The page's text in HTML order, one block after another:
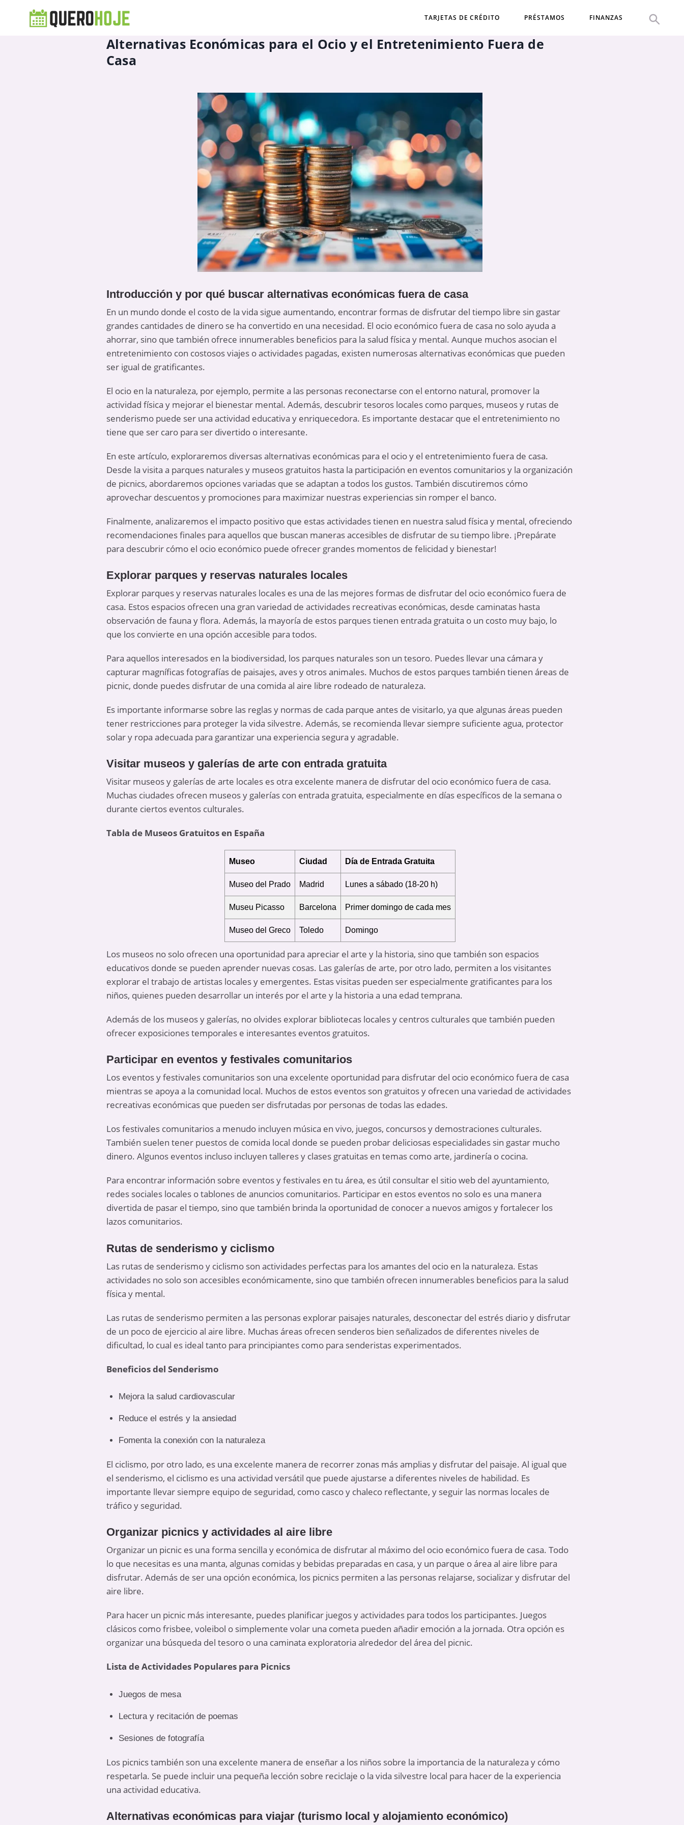
TARJETAS DE CRÉDITO PRÉSTAMOS FINANZAS
Alternativas Económicas para el Ocio y el Entretenimiento Fuera de
Casa
Introducción y por qué buscar alternativas económicas fuera de casa
En un mundo donde el costo de la vida sigue aumentando, encontrar formas de disfrutar del tiempo libre sin gastar
grandes cantidades de dinero se ha convertido en una necesidad. El ocio económico fuera de casa no solo ayuda a
ahorrar, sino que también ofrece innumerables beneficios para la salud física y mental. Aunque muchos asocian el
entretenimiento con costosos viajes o actividades pagadas, existen numerosas alternativas económicas que pueden
ser igual de gratificantes.
El ocio en la naturaleza, por ejemplo, permite a las personas reconectarse con el entorno natural, promover la
actividad física y mejorar el bienestar mental. Además, descubrir tesoros locales como parques, museos y rutas de
senderismo puede ser una actividad educativa y enriquecedora. Es importante destacar que el entretenimiento no
tiene que ser caro para ser divertido o interesante.
En este artículo, exploraremos diversas alternativas económicas para el ocio y el entretenimiento fuera de casa.
Desde la visita a parques naturales y museos gratuitos hasta la participación en eventos comunitarios y la organización
de picnics, abordaremos opciones variadas que se adaptan a todos los gustos. También discutiremos cómo
aprovechar descuentos y promociones para maximizar nuestras experiencias sin romper el banco.
Finalmente, analizaremos el impacto positivo que estas actividades tienen en nuestra salud física y mental, ofreciendo
recomendaciones finales para aquellos que buscan maneras accesibles de disfrutar de su tiempo libre. ¡Prepárate
para descubrir cómo el ocio económico puede ofrecer grandes momentos de felicidad y bienestar!
Explorar parques y reservas naturales locales
Explorar parques y reservas naturales locales es una de las mejores formas de disfrutar del ­ocio económico fuera de
casa. Estos espacios ofrecen una gran variedad de actividades recreativas económicas, desde caminatas hasta
observación de fauna y flora. Además, la mayoría de estos parques tienen entrada gratuita o un costo muy bajo, lo
que los convierte en una opción accesible para todos.
Para aquellos interesados en la biodiversidad, los parques naturales son un tesoro. Puedes llevar una cámara y
capturar magníficas fotografías de paisajes, aves y otros animales. Muchos de estos parques también tienen áreas de
picnic, donde puedes disfrutar de una comida al aire libre rodeado de naturaleza.
Es importante informarse sobre las reglas y normas de cada parque antes de visitarlo, ya que algunas áreas pueden
tener restricciones para proteger la vida silvestre. Además, se recomienda llevar siempre suficiente agua, protector
solar y ropa adecuada para garantizar una experiencia segura y agradable.
Visitar museos y galerías de arte con entrada gratuita
Visitar museos y galerías de arte locales es otra excelente manera de disfrutar del ocio económico fuera de casa.
Muchas ciudades ofrecen museos y galerías con entrada gratuita, especialmente en días específicos de la semana o
durante ciertos eventos culturales.
Tabla de Museos Gratuitos en España
Museo Ciudad Día de Entrada Gratuita
Museo del Prado Madrid Lunes a sábado (18-20 h)
Museu Picasso Barcelona Primer domingo de cada mes
Museo del Greco Toledo Domingo
Los museos no solo ofrecen una oportunidad para apreciar el arte y la historia, sino que también son espacios
educativos donde se pueden aprender nuevas cosas. Las galerías de arte, por otro lado, permiten a los visitantes
explorar el trabajo de artistas locales y emergentes. Estas visitas pueden ser especialmente gratificantes para los
niños, quienes pueden desarrollar un interés por el arte y la historia a una edad temprana.
Además de los museos y galerías, no olvides explorar bibliotecas locales y centros culturales que también pueden
ofrecer exposiciones temporales e interesantes eventos gratuitos.
Participar en eventos y festivales comunitarios
Los eventos y festivales comunitarios son una excelente oportunidad para disfrutar del ocio económico fuera de casa
mientras se apoya a la comunidad local. Muchos de estos eventos son gratuitos y ofrecen una variedad de actividades
recreativas económicas que pueden ser disfrutadas por personas de todas las edades.
Los festivales comunitarios a menudo incluyen música en vivo, juegos, concursos y demostraciones culturales.
También suelen tener puestos de comida local donde se pueden probar deliciosas especialidades sin gastar mucho
dinero. Algunos eventos incluso incluyen talleres y clases gratuitas en temas como arte, jardinería o cocina.
Para encontrar información sobre eventos y festivales en tu área, es útil consultar el sitio web del ayuntamiento,
redes sociales locales o tablones de anuncios comunitarios. Participar en estos eventos no solo es una manera
divertida de pasar el tiempo, sino que también brinda la oportunidad de conocer a nuevos amigos y fortalecer los
lazos comunitarios.
Rutas de senderismo y ciclismo
Las rutas de senderismo y ciclismo son actividades perfectas para los amantes del ocio en la naturaleza. Estas
actividades no solo son accesibles económicamente, sino que también ofrecen innumerables beneficios para la salud
física y mental.
Las rutas de senderismo permiten a las personas explorar paisajes naturales, desconectar del estrés diario y disfrutar
de un poco de ejercicio al aire libre. Muchas áreas ofrecen senderos bien señalizados de diferentes niveles de
dificultad, lo cual es ideal tanto para principiantes como para senderistas experimentados.
Beneficios del Senderismo
Mejora la salud cardiovascular
Reduce el estrés y la ansiedad
Fomenta la conexión con la naturaleza
El ciclismo, por otro lado, es una excelente manera de recorrer zonas más amplias y disfrutar del paisaje. Al igual que
el senderismo, el ciclismo es una actividad versátil que puede ajustarse a diferentes niveles de habilidad. Es
importante llevar siempre equipo de seguridad, como casco y chaleco reflectante, y seguir las normas locales de
tráfico y seguridad.
Organizar picnics y actividades al aire libre
Organizar un picnic es una forma sencilla y económica de disfrutar al máximo del ocio económico fuera de casa. Todo
lo que necesitas es una manta, algunas comidas y bebidas preparadas en casa, y un parque o área al aire libre para
disfrutar. Además de ser una opción económica, los picnics permiten a las personas relajarse, socializar y disfrutar del
aire libre.
Para hacer un picnic más interesante, puedes planificar juegos y actividades para todos los participantes. Juegos
clásicos como frisbee, voleibol o simplemente volar una cometa pueden añadir emoción a la jornada. Otra opción es
organizar una búsqueda del tesoro o una caminata exploratoria alrededor del área del picnic.
Lista de Actividades Populares para Picnics
Juegos de mesa
Lectura y recitación de poemas
Sesiones de fotografía
Los picnics también son una excelente manera de enseñar a los niños sobre la importancia de la naturaleza y cómo
respetarla. Se puede incluir una pequeña lección sobre reciclaje o la vida silvestre local para hacer de la experiencia
una actividad educativa.
Alternativas económicas para viajar (turismo local y alojamiento económico)